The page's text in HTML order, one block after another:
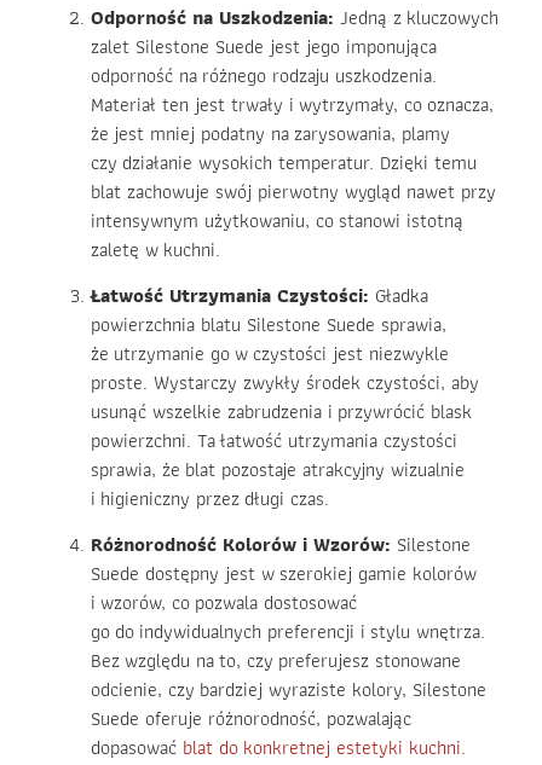
Odporność na Uszkodzenia: Jedną z kluczowych
zalet Silestone Suede jest jego imponująca
odporność na różnego rodzaju uszkodzenia.
Materiał ten jest trwały i wytrzymały, co oznacza,
że jest mniej podatny na zarysowania, plamy
czy działanie wysokich temperatur. Dzięki temu
blat zachowuje swój pierwotny wygląd nawet przy
intensywnym użytkowaniu, co stanowi istotną
zaletę w kuchni.
Łatwość Utrzymania Czystości: Gładka
powierzchnia blatu Silestone Suede sprawia,
że utrzymanie go w czystości jest niezwykle
proste. Wystarczy zwykły środek czystości, aby
usunąć wszelkie zabrudzenia i przywrócić blask
powierzchni. Ta łatwość utrzymania czystości
sprawia, że blat pozostaje atrakcyjny wizualnie
i higieniczny przez długi czas.
Różnorodność Kolorów i Wzorów: Silestone
Suede dostępny jest w szerokiej gamie kolorów
i wzorów, co pozwala dostosować
go do indywidualnych preferencji i stylu wnętrza.
Bez względu na to, czy preferujesz stonowane
odcienie, czy bardziej wyraziste kolory, Silestone
Suede oferuje różnorodność, pozwalając
dopasować blat do konkretnej estetyki kuchni.